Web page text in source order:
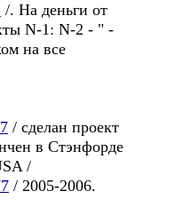
/. Ha деньги от
N-1: N-2 - " -
на все
/ сделан проект
в Стэнфордe
/
/ 2005-2006.